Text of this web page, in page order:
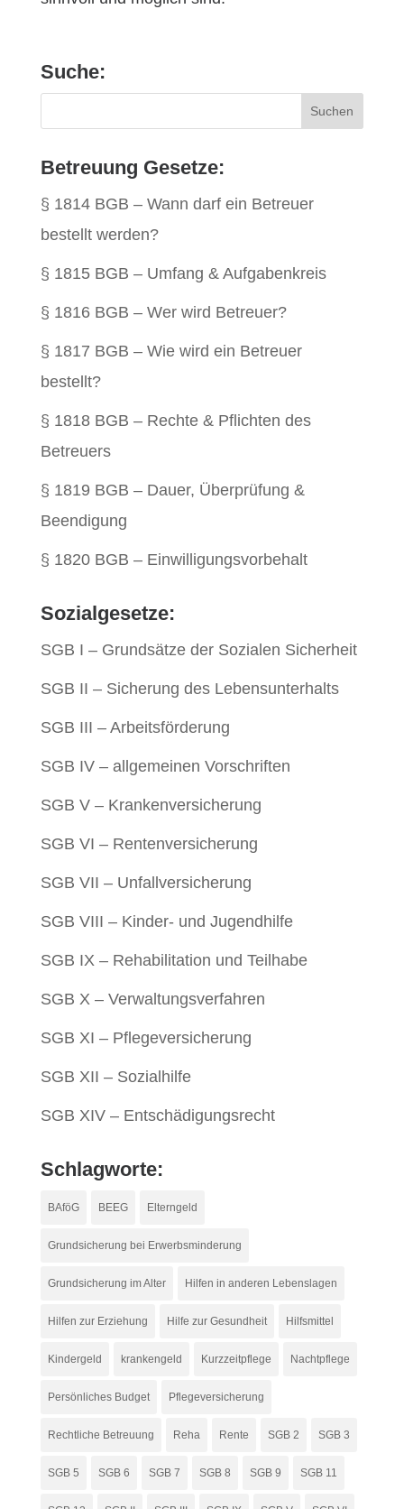
Suche:
Betreuung Gesetze:
§ 1814 BGB – Wann darf ein Betreuer
bestellt werden?
§ 1815 BGB – Umfang & Aufgabenkreis
§ 1816 BGB – Wer wird Betreuer?
§ 1817 BGB – Wie wird ein Betreuer
bestellt?
§ 1818 BGB – Rechte & Pflichten des
Betreuers
§ 1819 BGB – Dauer, Überprüfung &
Beendigung
§ 1820 BGB – Einwilligungsvorbehalt
Sozialgesetze:
SGB I – Grundsätze der Sozialen Sicherheit
SGB II – Sicherung des Lebensunterhalts
SGB III – Arbeitsförderung
SGB IV – allgemeinen Vorschriften
SGB V – Krankenversicherung
SGB VI – Rentenversicherung
SGB VII – Unfallversicherung
SGB VIII – Kinder- und Jugendhilfe
SGB IX – Rehabilitation und Teilhabe
SGB X – Verwaltungsverfahren
SGB XI – Pflegeversicherung
SGB XII – Sozialhilfe
SGB XIV – Entschädigungsrecht
Schlagworte:
BAföG BEEG Elterngeld
Grundsicherung bei Erwerbsminderung
Grundsicherung im Alter Hilfen in anderen Lebenslagen
Hilfen zur Erziehung Hilfe zur Gesundheit Hilfsmittel
Kindergeld krankengeld Kurzzeitpflege Nachtpflege
Persönliches Budget Pflegeversicherung
Rechtliche Betreuung Reha Rente SGB 2 SGB 3
SGB 5 SGB 6 SGB 7 SGB 8 SGB 9 SGB 11